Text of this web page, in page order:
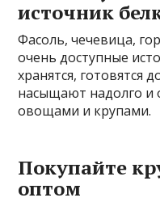
источник
Фасоль, чечевица,
очень доступные
хранятся, готовятся
насыщают надолго и
овощами и крупами.
Покупайте
оптом